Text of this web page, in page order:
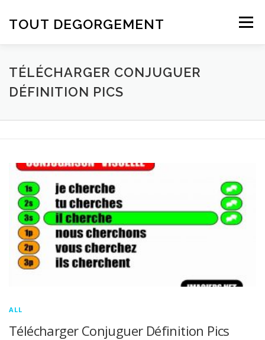
TOUT DEGORGEMENT Menu
TÉLÉCHARGER CONJUGUER
DÉFINITION PICS
ALL
Télécharger Conjuguer Définition Pics